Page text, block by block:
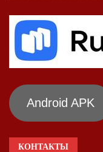
Android APK
КОНТАКТЫ